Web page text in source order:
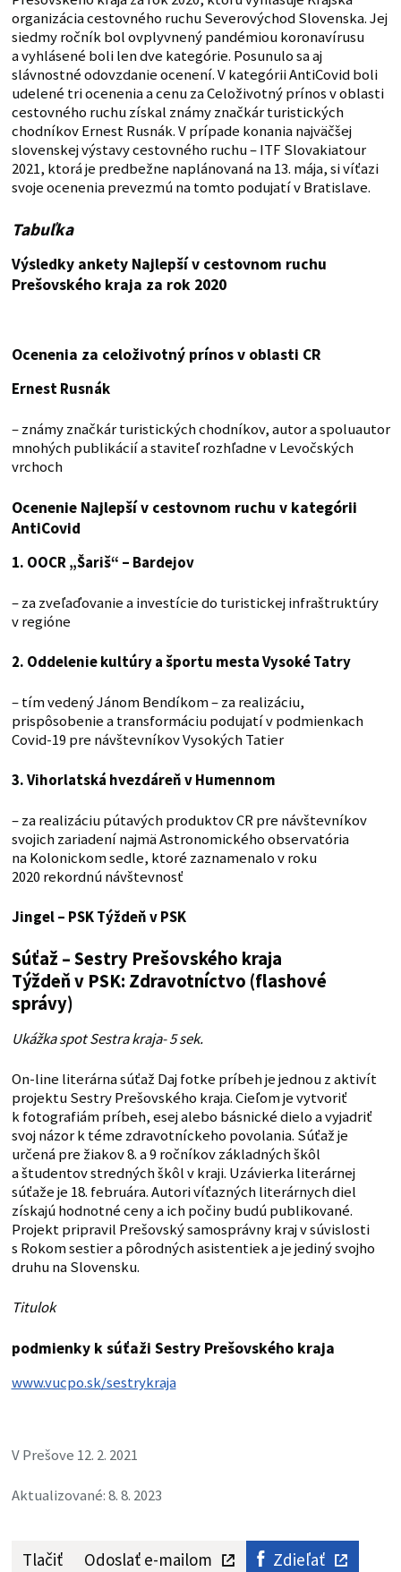
organizácia cestovného ruchu Severovýchod Slovenska. Jej
siedmy ročník bol ovplyvnený pandémiou koronavírusu
a vyhlásené boli len dve kategórie. Posunulo sa aj
slávnostné odovzdanie ocenení. V kategórii AntiCovid boli
udelené tri ocenenia a cenu za Celoživotný prínos v oblasti
cestovného ruchu získal známy značkár turistických
chodníkov Ernest Rusnák. V prípade konania najväčšej
slovenskej výstavy cestovného ruchu – ITF Slovakiatour
2021, ktorá je predbežne naplánovaná na 13. mája, si víťazi
svoje ocenenia prevezmú na tomto podujatí v Bratislave.
Tabuľka
Výsledky ankety Najlepší v cestovnom ruchu
Prešovského kraja za rok 2020
Ocenenia za celoživotný prínos v oblasti CR
Ernest Rusnák
– známy značkár turistických chodníkov, autor a spoluautor
mnohých publikácií a staviteľ rozhľadne v Levočských
vrchoch
Ocenenie Najlepší v cestovnom ruchu v kategórii
AntiCovid
1. OOCR „Šariš“ – Bardejov
– za zveľaďovanie a investície do turistickej infraštruktúry
v regióne
2. Oddelenie kultúry a športu mesta Vysoké Tatry
– tím vedený Jánom Bendíkom – za realizáciu,
prispôsobenie a transformáciu podujatí v podmienkach
Covid-19 pre návštevníkov Vysokých Tatier
3. Vihorlatská hvezdáreň v Humennom
– za realizáciu pútavých produktov CR pre návštevníkov
svojich zariadení najmä Astronomického observatória
na Kolonickom sedle, ktoré zaznamenalo v roku
2020 rekordnú návštevnosť
Jingel – PSK Týždeň v PSK
Súťaž – Sestry Prešovského kraja
Týždeň v PSK: Zdravotníctvo (flashové
správy)
Ukážka spot Sestra kraja- 5 sek.
On-line literárna súťaž Daj fotke príbeh je jednou z aktivít
projektu Sestry Prešovského kraja. Cieľom je vytvoriť
k fotografiám príbeh, esej alebo básnické dielo a vyjadriť
svoj názor k téme zdravotníckeho povolania. Súťaž je
určená pre žiakov 8. a 9 ročníkov základných škôl
a študentov stredných škôl v kraji. Uzávierka literárnej
súťaže je 18. februára. Autori víťazných literárnych diel
získajú hodnotné ceny a ich počiny budú publikované.
Projekt pripravil Prešovský samosprávny kraj v súvislosti
s Rokom sestier a pôrodných asistentiek a je jediný svojho
druhu na Slovensku.
Titulok
podmienky k súťaži Sestry Prešovského kraja
www.vucpo.sk/sestrykraja
V Prešove 12. 2. 2021
Aktualizované: 8. 8. 2023
Tlačiť Odoslať e-mailom Zdieľať